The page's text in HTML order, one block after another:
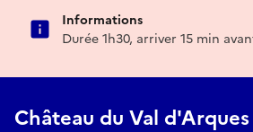
Le parcours du visiteur est ponctué de
visuelles, qui invitent le regard à se
Les haies aux verts tendrement
Informations
Durée 1h30, arriver 15 min
Château du Val d'Arques